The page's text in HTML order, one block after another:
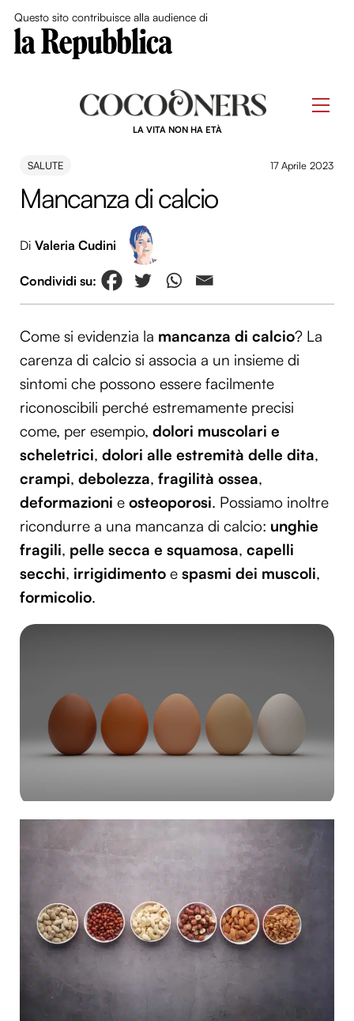
Questo sito contribuisce alla audience di
LA VITA NON HA ETÀ
SALUTE 17 Aprile 2023
Mancanza di calcio
Di Valeria Cudini
Come si evidenzia la mancanza di calcio? La
carenza di calcio si associa a un insieme di
sintomi che possono essere facilmente
riconoscibili perché estremamente precisi
come, per esempio, dolori muscolari e
scheletrici, dolori alle estremità delle dita,
crampi, debolezza, fragilità ossea,
deformazioni e osteoporosi. Possiamo inoltre
ricondurre a una mancanza di calcio: unghie
fragili, pelle secca e squamosa, capelli
secchi, irrigidimento e spasmi dei muscoli,
formicolio.